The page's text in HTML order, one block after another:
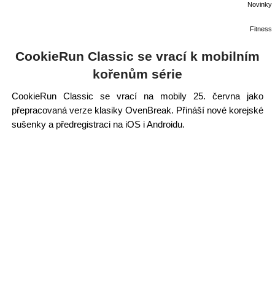
Novinky
Fitness
CookieRun Classic se vrací k mobilním
kořenům série
CookieRun Classic se vrací na mobily 25. června jako
přepracovaná verze klasiky OvenBreak. Přináší nové korejské
sušenky a předregistraci na iOS i Androidu.